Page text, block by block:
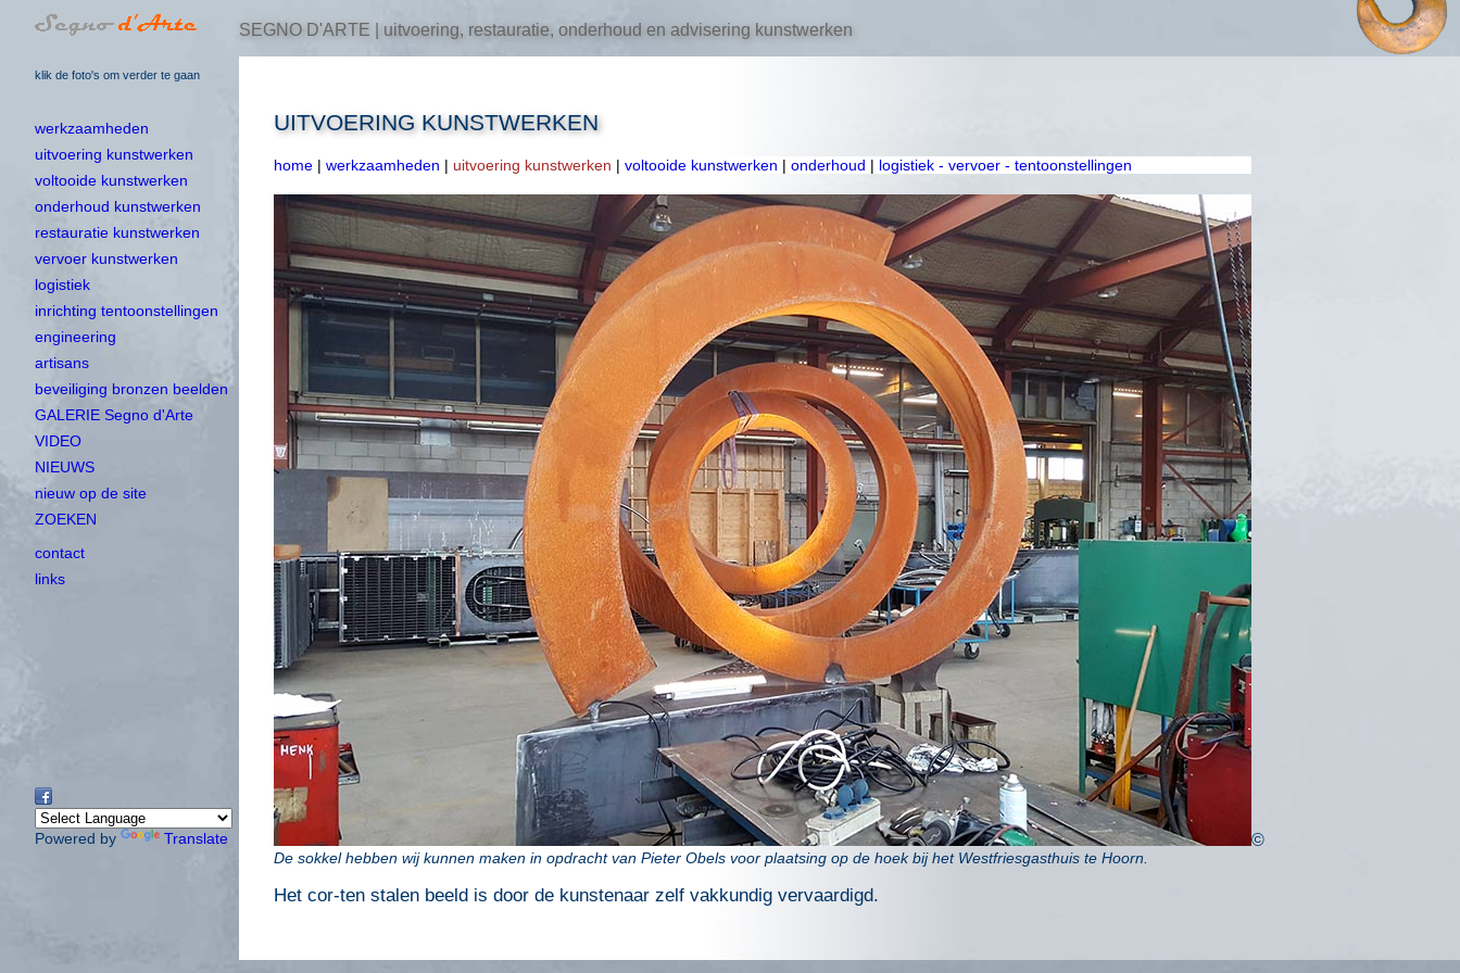
klik de foto's om verder te gaan
SEGNO D'ARTE | uitvoering, restauratie, onderhoud en advisering kunstwerken
werkzaamheden
uitvoering kunstwerken
voltooide kunstwerken
onderhoud kunstwerken
restauratie kunstwerken
vervoer kunstwerken
logistiek
inrichting tentoonstellingen
engineering
artisans
beveiliging bronzen beelden
GALERIE Segno d'Arte
VIDEO
NIEUWS
nieuw op de site
ZOEKEN
contact
links
Powered by Translate
UITVOERING KUNSTWERKEN
home | werkzaamheden | uitvoering kunstwerken | voltooide kunstwerken | onderhoud | logistiek - vervoer - tentoonstellingen
©
De sokkel hebben wij kunnen maken in opdracht van Pieter Obels voor plaatsing op de hoek bij het Westfriesgasthuis te Hoorn.
Het cor-ten stalen beeld is door de kunstenaar zelf vakkundig vervaardigd.